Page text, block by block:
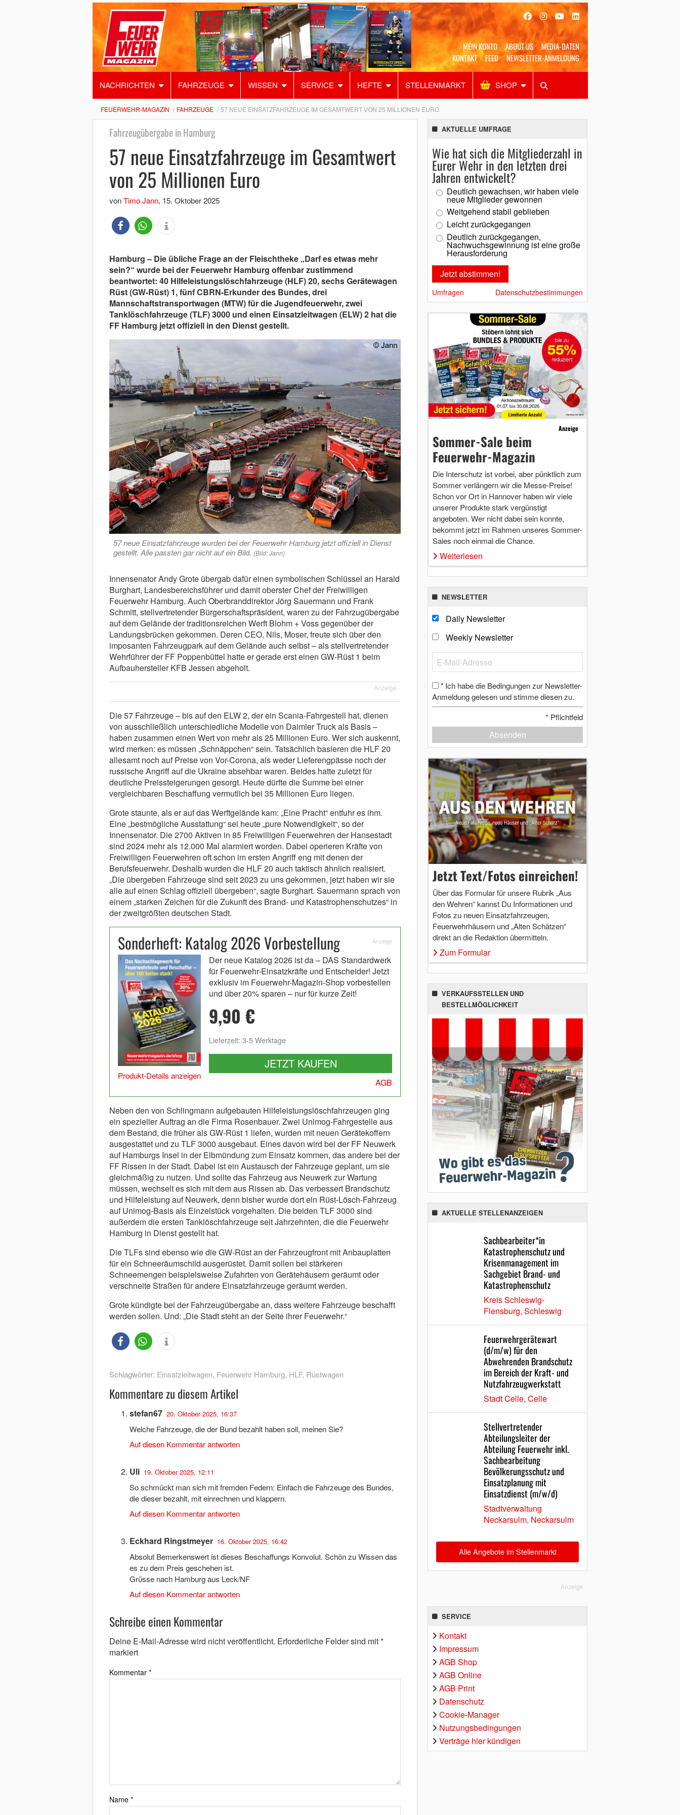
MEIN KONTO ABOUT US
MEDIA-DATEN
KONTAKT
FEED NEWSLETTER-ANMELDUNG
NACHRICHTEN FAHRZEUGE WISSEN SERVICE HEFTE STELLENMARKT SHOP
Alles Shop SUCHEN
FEUERWEHR-MAGAZIN FAHRZEUGE 57 NEUE EINSATZFAHRZEUGE IM GESAMTWERT VON 25 MILLIONEN EURO
Fahrzeugübergabe in Hamburg
57 neue Einsatzfahrzeuge im Gesamtwert
von 25 Millionen Euro
vonTimo Jann, 15. Oktober 2025
Hamburg – Die übliche Frage an der Fleischtheke „Darf es etwas mehr
sein?“ wurde bei der Feuerwehr Hamburg offenbar zustimmend
beantwortet: 40 Hilfeleistungslöschfahrzeuge (HLF) 20, sechs Gerätewagen
Rüst (GW-Rüst) 1, fünf CBRN-Erkunder des Bundes, drei
Mannschaftstransportwagen (MTW) für die Jugendfeuerwehr, zwei
Tanklöschfahrzeuge (TLF) 3000 und einen Einsatzleitwagen (ELW) 2 hat die
FF Hamburg jetzt offiziell in den Dienst gestellt.
57 neue Einsatzfahrzeuge wurden bei der Feuerwehr Hamburg jetzt offiziell in Dienst
gestellt. Alle passten gar nicht auf ein Bild. (Bild: Jann)
Innensenator Andy Grote übergab dafür einen symbolischen Schlüssel an Harald
Burghart, Landesbereichsführer und damit oberster Chef der Freiwilligen
Feuerwehr Hamburg. Auch Oberbranddirektor Jörg Sauermann und Frank
Schmitt, stellvertretender Bürgerschaftspräsident, waren zu der Fahrzugübergabe
auf dem Gelände der traditionsreichen Werft Blohm + Voss gegenüber der
Landungsbrücken gekommen. Deren CEO, Nils, Moser, freute sich über den
imposanten Fahrzeugpark auf dem Gelände auch selbst – als stellvertretender
Wehrführer der FF Poppenbüttel hatte er gerade erst einen GW-Rüst 1 beim
Aufbauhersteller KFB Jessen abgeholt.
Anzeige
Die 57 Fahrzeuge – bis auf den ELW 2, der ein Scania-Fahrgestell hat, dienen
von ausschließlich unterschiedliche Modelle von Daimler Truck als Basis –
haben zusammen einen Wert von mehr als 25 Millionen Euro. Wer sich auskennt,
wird merken: es müssen „Schnäppchen“ sein. Tatsächlich basieren die HLF 20
allesamt noch auf Preise von Vor-Corona, als weder Lieferengpässe noch der
russische Angriff auf die Ukraine absehbar waren. Beides hatte zuletzt für
deutliche Preissteigerungen gesorgt. Heute dürfte die Summe bei einer
vergleichbaren Beschaffung vermutlich bei 35 Millionen Euro liegen.
Grote staunte, als er auf das Werftgelände kam: „Eine Pracht“ entfuhr es ihm.
Eine „bestmögliche Ausstattung“ sei heute „pure Notwendigkeit“, so der
Innensenator. Die 2700 Aktiven in 85 Freiwilligen Feuerwehren der Hansestadt
sind 2024 mehr als 12.000 Mal alarmiert worden. Dabei operieren Kräfte von
Freiwilligen Feuerwehren oft schon im ersten Angriff eng mit denen der
Berufsfeuerwehr. Deshalb wurden die HLF 20 auch taktisch ähnlich realisiert.
„Die übergeben Fahrzeuge sind seit 2023 zu uns gekommen, jetzt haben wir sie
alle auf einen Schlag offiziell übergeben“, sagte Burghart. Sauermann sprach von
einem „starken Zeichen für die Zukunft des Brand- und Katastrophenschutzes“ in
der zweitgrößten deutschen Stadt.
Sonderheft: Katalog 2026 Vorbestellung Anzeige
Produkt-Details anzeigen
Der neue Katalog 2026 ist da – DAS Standardwerk
für Feuerwehr-Einsatzkräfte und Entscheider! Jetzt
exklusiv im Feuerwehr-Magazin-Shop vorbestellen
und über 20% sparen – nur für kurze Zeit!
9,90 €
Lieferzeit: 3-5 Werktage
JETZT KAUFEN
AGB
Neben den von Schlingmann aufgebauten Hilfeleistungslöschfahrzeugen ging
ein spezieller Auftrag an die Firma Rosenbauer. Zwei Unimog-Fahrgestelle aus
dem Bestand, die früher als GW-Rüst 1 liefen, wurden mit neuen Gerätekoffern
ausgestattet und zu TLF 3000 ausgebaut. Eines davon wird bei der FF Neuwerk
auf Hamburgs Insel in der Elbmündung zum Einsatz kommen, das andere bei der
FF Rissen in der Stadt. Dabei ist ein Austausch der Fahrzeuge geplant, um sie
gleichmäßig zu nutzen. Und sollte das Fahrzeug aus Neuwerk zur Wartung
müssen, wechselt es sich mit dem aus Rissen ab. Das verbessert Brandschutz
und Hilfeleistung auf Neuwerk, denn bisher wurde dort ein Rüst-Lösch-Fahrzeug
auf Unimog-Basis als Einzelstück vorgehalten. Die beiden TLF 3000 sind
außerdem die ersten Tanklöschfahrzeuge seit Jahrzehnten, die die Feuerwehr
Hamburg in Dienst gestellt hat.
Die TLFs sind ebenso wie die GW-Rüst an der Fahrzeugfront mit Anbauplatten
für ein Schneeräumschild ausgerüstet. Damit sollen bei stärkeren
Schneemengen beispielsweise Zufahrten von Gerätehäusern geräumt oder
verschneite Straßen für andere Einsatzfahrzeuge geräumt werden.
Grote kündigte bei der Fahrzeugübergabe an, dass weitere Fahrzeuge beschafft
werden sollen. Und: „Die Stadt steht an der Seite ihrer Feuerwehr.“
Schlagwörter: Einsatzleitwagen, Feuerwehr Hamburg, HLF, Rüstwagen
Kommentare zu diesem Artikel
stefan67 20. Oktober 2025, 16:37
Welche Fahrzeuge, die der Bund bezahlt haben soll, meinen Sie?
Auf diesen Kommentar antworten
Uli 19. Oktober 2025, 12:11
So schmückt man sich mit fremden Federn: Einfach die Fahrzeuge des Bundes,
die dieser bezahlt, mit einrechnen und klappern.
Auf diesen Kommentar antworten
Eckhard Ringstmeyer 16. Oktober 2025, 16:42
Absolut Bemerkenswert ist dieses Beschaffungs Konvolut. Schön zu Wissen das
es zu dem Preis geschehen ist.
Grüsse nach Hamburg aus Leck/NF
Auf diesen Kommentar antworten
Schreibe einen Kommentar
Deine E-Mail-Adresse wird nicht veröffentlicht. Erforderliche Felder sind mit*
markiert
Kommentar *
Name *
AKTUELLE UMFRAGE
Wie hat sich die Mitgliederzahl in
Eurer Wehr in den letzten drei
Jahren entwickelt?
Deutlich gewachsen, wir haben viele
neue Mitglieder gewonnen
Weitgehend stabil geblieben
Leicht zurückgegangen
Deutlich zurückgegangen,
Nachwuchsgewinnung ist eine große
Herausforderung
Umfragen Datenschutzbestimmungen
Anzeige
Sommer-Sale beim
Feuerwehr-Magazin
Die Interschutz ist vorbei, aber pünktlich zum
Sommer verlängern wir die Messe-Preise!
Schon vor Ort in Hannover haben wir viele
unserer Produkte stark vergünstigt
angeboten. Wer nicht dabei sein konnte,
bekommt jetzt im Rahmen unseres Sommer-
Sales noch einmal die Chance.
Weiterlesen
NEWSLETTER
Daily Newsletter
Weekly Newsletter
* Ich habe die Bedingungen zur Newsletter-
Anmeldung gelesen und stimme diesen zu.
* Pflichtfeld
Absenden
Jetzt Text/Fotos einreichen!
Über das Formular für unsere Rubrik „Aus
den Wehren“ kannst Du Informationen und
Fotos zu neuen Einsatzfahrzeugen,
Feuerwehrhäusern und „Alten Schätzen“
direkt an die Redaktion übermitteln.
Zum Formular
VERKAUFSSTELLEN UND
BESTELLMÖGLICHKEIT
AKTUELLE STELLENANZEIGEN
Sachbearbeiter*in
Katastrophenschutz und
Krisenmanagement im
Sachgebiet Brand- und
Katastrophenschutz
Kreis Schleswig-
Flensburg, Schleswig
Feuerwehrgerätewart
(d/m/w) für den
Abwehrenden Brandschutz
im Bereich der Kraft- und
Nutzfahrzeugwerkstatt
Stadt Celle, Celle
Stellvertretender
Abteilungsleiter der
Abteilung Feuerwehr inkl.
Sachbearbeitung
Bevölkerungsschutz und
Einsatzplanung mit
Einsatzdienst (m/w/d)
Stadtverwaltung
Neckarsulm, Neckarsulm
Alle Angebote im Stellenmarkt
Anzeige
SERVICE
Kontakt
Impressum
AGB Shop
AGB Online
AGB Print
Datenschutz
Cookie-Manager
Nutzungsbedingungen
Verträge hier kündigen